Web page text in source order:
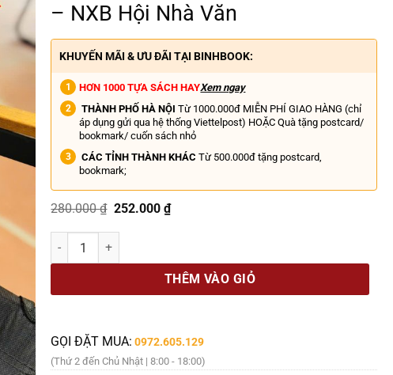
– NXB Hội Nhà Văn
KHUYẾN MÃI & ƯU ĐÃI TẠI BINHBOOK:
HƠN 1000 TỰA SÁCH HAYXem ngay
THÀNH PHỐ HÀ NỘI Từ 1000.000đ MIỄN PHÍ GIAO HÀNG (chỉ
áp dụng gửi qua hệ thống Viettelpost) HOẶC Quà tặng postcard/
bookmark/ cuốn sách nhỏ
CÁC TỈNH THÀNH KHÁC Từ 500.000đ tặng postcard,
bookmark;
280.000₫ Giá
là:
252.000₫Giá
TỪ TRIỀU ĐÌNH HUẾ ĐẾN CHIẾN KHU VIỆT BẮC – Phạm Khắc Hòe
THÊM VÀO GIỎ
GỌI ĐẶT MUA: 0972.605.129
(Thứ 2 đến Chủ Nhật | 8:00 - 18:00)